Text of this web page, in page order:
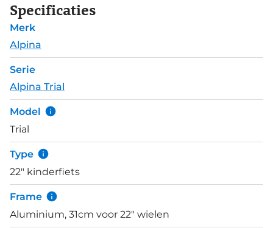
stilstand komt en ondertussen nooit misgrijpt en
dus doorschiet de bosjes in. De kunststof
spatborden houden je kleren schoner, waardoor jij
zorgeloos alle plassen kunt meepakken. Deze 22"
uitvoering heeft voorvering, die schokken opvangt
als je over de crossbulten scheurt.
Specificaties
Merk
Alpina
Serie
Alpina Trial
Model
Trial
Type
22" kinderfiets
Frame
Aluminium, 31cm voor 22" wielen